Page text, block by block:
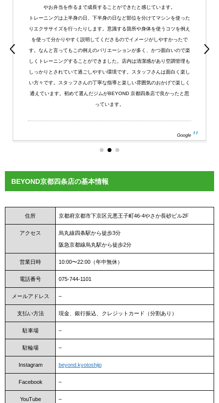
やお弁当を作るまで成長することができたと感じています。
トレーニングは上半身の日、下半身の日など部位を分けてマシンを使った
りエクササイズを行ったりします。意識する箇所や身体を使うコツを例え
を使って分かりやすく説明してくださるのでイメージがしやすかったで
す。なんと言ってもこの例えのバリエーションが多く、かつ面白いので楽
しくトレーニングすることができました。店内は清潔感があり空調管理も
しっかりとされていて過ごしやすい環境です。スタッフさんは面白く楽し
い方々です。スタッフさんの丁寧な指導と楽しい雰囲気のおかげで楽しく
通えています。初めて選んだジムがBEYOND 京都四条店で良かったと思
っています。
Google
BEYOND京都四条店の基本情報
住所 京都府京都市下京区元悪王子町46-4やさか長砂ビル2F
アクセス
烏丸線四条駅から徒歩3分
阪急京都線烏丸駅から徒歩2分
営業日時 10:00〜22:00（年中無休）
電話番号 075-744-1101
メールアドレス –
支払い方法 現金、銀行振込、クレジットカード（分割あり）
駐車場 –
駐輪場 –
Instagram beyond.kyotoshijo
Facebook –
YouTube –